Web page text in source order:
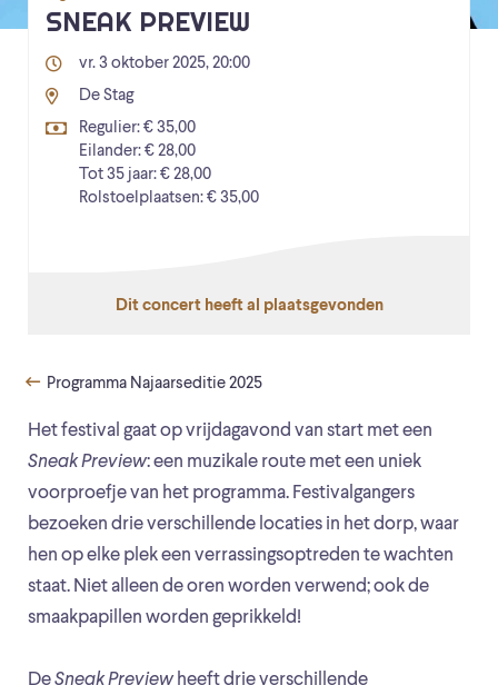
Het festival gaat op vrijdagavond van start met een
Sneak Preview: een muzikale route met een uniek
voorproefje van het programma. Festivalgangers
bezoeken drie verschillende locaties in het dorp, waar
hen op elke plek een verrassingsoptreden te wachten
staat. Niet alleen de oren worden verwend; ook de
smaakpapillen worden geprikkeld!
DeSneak Previewheeft drie verschillende
SNEAK PREVIEW
vr. 3 oktober 2025, 20:00
De Stag
Regulier: € 35,00
Eilander: € 28,00
Tot 35 jaar: € 28,00
Rolstoelplaatsen: € 35,00
Dit concert heeft al plaatsgevonden
Programma Najaarseditie 2025